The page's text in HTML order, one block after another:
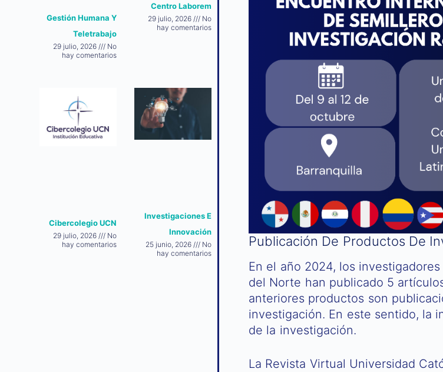
Gestión Humana Y
Teletrabajo
29 julio, 2026
No
hay comentarios
Centro Laborem
29 julio, 2026
No
hay comentarios
Cibercolegio UCN
29 julio, 2026
No
hay comentarios
Investigaciones E
Innovación
25 junio, 2026
No
hay comentarios
Publicación De Productos De
En el año 2024, los
del Norte han publicado 5
anteriores productos son
investigación. En este sentido, la
de la investigación.
La Revista Virtual Universidad